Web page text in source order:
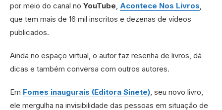
por meio do canal no YouTube Acontece Nos Livros
que tem mais de 16 mil inscritos e dezenas de vídeos
publicados.
Ainda no espaço virtual, o autor faz resenha de livros, dá
dicas e também conversa com outros autores.
Em Fomes inaugurais (Editora Sinete) , seu novo livro,
ele mergulha na invisibilidade das pessoas em situação de